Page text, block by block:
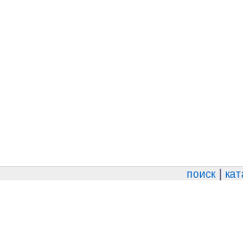
поиск